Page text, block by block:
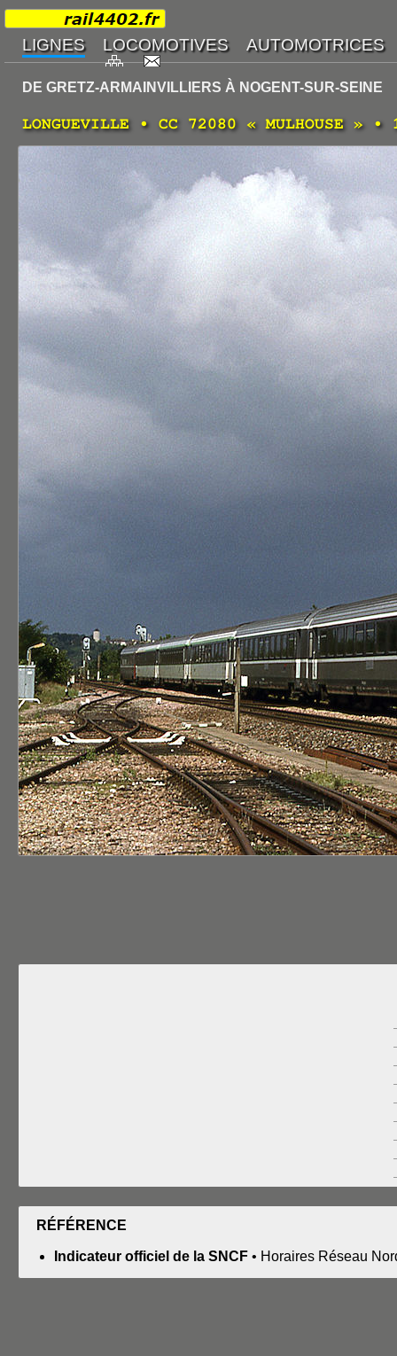
DE GRETZ-ARMAINVILLIERS À NOGENT-SUR-SEINE
LONGUEVILLE • CC 72080 « MULHOUSE » •
RÉFÉRENCE
Indicateur officiel de la SNCF • Horaires Réseau